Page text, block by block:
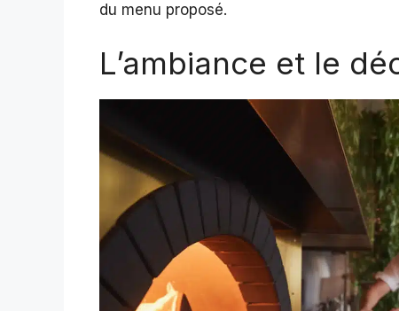
du menu proposé.
L’ambiance et le